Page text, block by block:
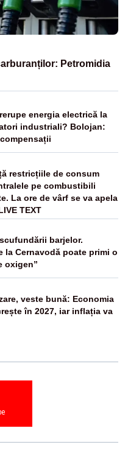
Petromidia
energia electrică la
industriali? Bolojan:
restricțiile de consum
pe combustibili
La ore de vârf se va apela
TEXT
barjelor.
la Cernavodă poate primi o
oxigen”
veste bună: Economia
în 2027, iar inflația va